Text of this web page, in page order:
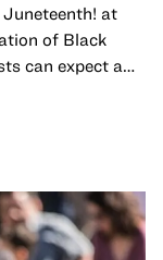
Juneteenth! at
of Black
can expect a
offerings
of Black culture.